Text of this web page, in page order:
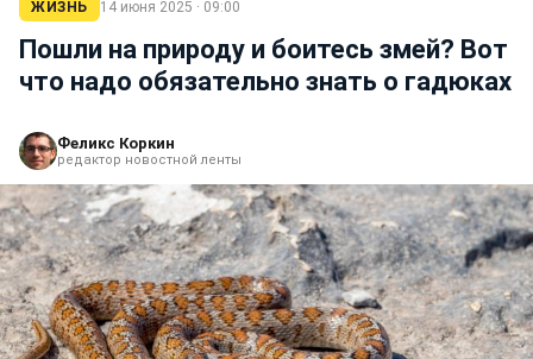
ЖИЗНЬ 14 июня 2025 · 09:00
Пошли на природу и боитесь змей? Вот
что надо обязательно знать о гадюках
Феликс Коркин
редактор новостной ленты